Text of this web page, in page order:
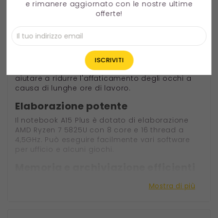
Schermo IPS FHD da 15,6 pollici
A15 Plus offre un display deliziosamente vibrante
che offre una straordinaria precisione dei colori
e immagini dettagliate che possono anche
aiutare a ridurre l'affaticamento degli occhi a
causa di lunghe ore di lavoro.
Elaborazione potente
Il notebook A15 Plus è dotato di elaborazione
AMD Ryzen 7 5825U con 8 core e 16 thread a
4,5GHz. Può eseguire facilmente vari software
per ufficio e alcuni giochi.
32 GB di RAM DDR4 + 1 TB di SSD offrono una
capacità sufficiente per archiviare immagini,
Mostra di più
e rimanere aggiornato con le nostre ultime
offerte!